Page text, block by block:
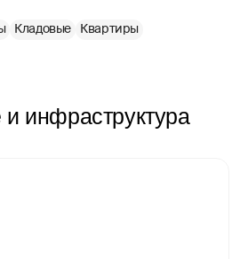
Кладовые
Квартиры
инфраструктура